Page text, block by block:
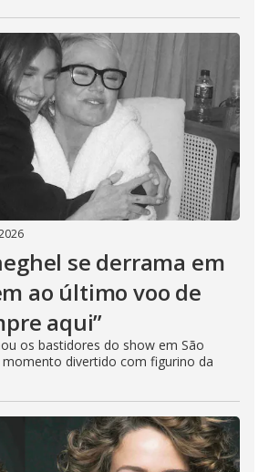
se derrama em
ao último voo de
aqui”
os bastidores do show em São
divertido com figurino da